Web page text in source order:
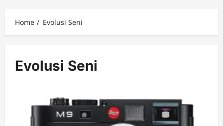
Home Evolusi Seni
Evolusi Seni